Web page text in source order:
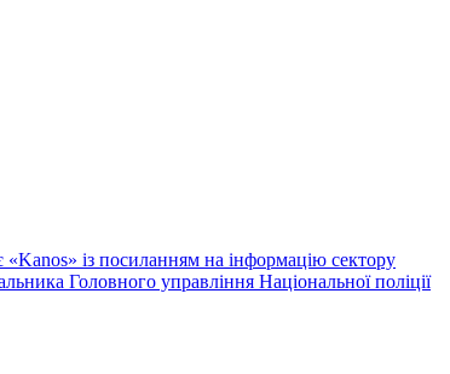
із посиланням на інформацію сектору
Головного управління Національної поліції